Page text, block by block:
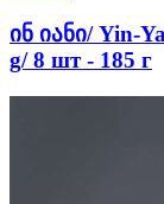
ინ იანი/ Yin-
g/ 8 шт - 185 г